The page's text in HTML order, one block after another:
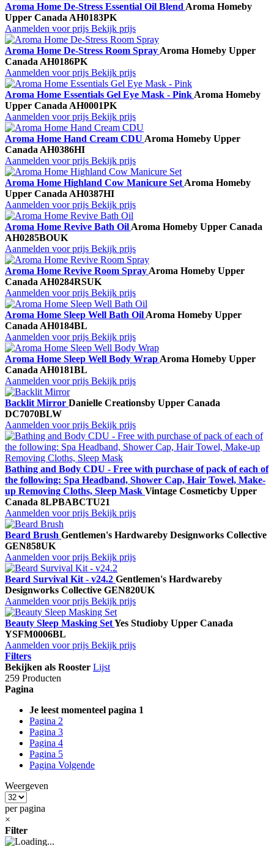
Aroma Home De-Stress Essential Oil Blend Aroma Homeby
Upper Canada AH0183PK
Aanmelden voor prijs Bekijk prijs
Aroma Home De-Stress Room Spray Aroma Homeby Upper
Canada AH0186PK
Aanmelden voor prijs Bekijk prijs
Aroma Home Essentials Gel Eye Mask - Pink Aroma Homeby
Upper Canada AH0001PK
Aanmelden voor prijs Bekijk prijs
Aroma Home Hand Cream CDU Aroma Homeby Upper
Canada AH0386HI
Aanmelden voor prijs Bekijk prijs
Aroma Home Highland Cow Manicure Set Aroma Homeby
Upper Canada AH0387HI
Aanmelden voor prijs Bekijk prijs
Aroma Home Revive Bath Oil Aroma Homeby Upper Canada
AH0285BOUK
Aanmelden voor prijs Bekijk prijs
Aroma Home Revive Room Spray Aroma Homeby Upper
Canada AH0284RSUK
Aanmelden voor prijs Bekijk prijs
Aroma Home Sleep Well Bath Oil Aroma Homeby Upper
Canada AH0184BL
Aanmelden voor prijs Bekijk prijs
Aroma Home Sleep Well Body Wrap Aroma Homeby Upper
Canada AH0181BL
Aanmelden voor prijs Bekijk prijs
Backlit Mirror Danielle Creationsby Upper Canada
DC7070BLW
Aanmelden voor prijs Bekijk prijs
Bathing and Body CDU - Free with purchase of pack of each of
the following: Spa Headband, Shower Cap, Hair Towel, Make-
up Removing Cloths, Sleep Mask Vintage Cosmeticby Upper
Canada 8LPBABCTU21
Aanmelden voor prijs Bekijk prijs
Beard Brush Gentlemen's Hardwareby Designworks Collective
GEN858UK
Aanmelden voor prijs Bekijk prijs
Beard Survival Kit - v24.2 Gentlemen's Hardwareby
Designworks Collective GEN820UK
Aanmelden voor prijs Bekijk prijs
Beauty Sleep Masking SetYes Studioby Upper Canada
YSFM0006BL
Aanmelden voor prijs Bekijk prijs
Filters
Bekijken als Rooster Lijst
259 Producten
Pagina
Je leest momenteel pagina 1
Pagina 2
Pagina 3
Pagina 4
Pagina 5
Pagina Volgende
Weergeven
per pagina
×
Filter